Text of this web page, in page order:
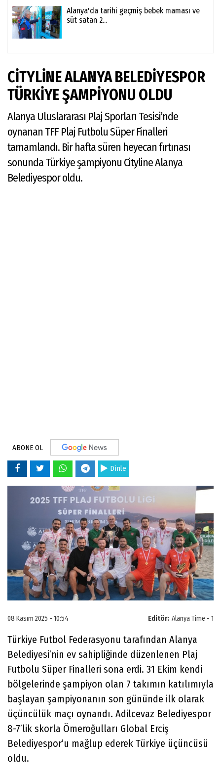
Alanya'da tarihi geçmiş bebek maması ve
süt satan 2...
CİTYLİNE ALANYA BELEDİYESPOR
TÜRKİYE ŞAMPİYONU OLDU
Alanya Uluslararası Plaj Sporları Tesisi’nde
oynanan TFF Plaj Futbolu Süper Finalleri
tamamlandı. Bir hafta süren heyecan fırtınası
sonunda Türkiye şampiyonu Cityline Alanya
Belediyespor oldu.
ABONE OL
Dinle
Editör: Alanya Time - 1
08 Kasım 2025 - 10:54
Türkiye Futbol Federasyonu tarafından Alanya
Belediyesi’nin ev sahipliğinde düzenlenen Plaj
Futbolu Süper Finalleri sona erdi. 31 Ekim kendi
bölgelerinde şampiyon olan 7 takımın katılımıyla
başlayan şampiyonanın son gününde ilk olarak
üçüncülük maçı oynandı. Adilcevaz Belediyespor
8-7’lik skorla Ömeroğulları Global Erciş
Belediyespor’u mağlup ederek Türkiye üçüncüsü
oldu.